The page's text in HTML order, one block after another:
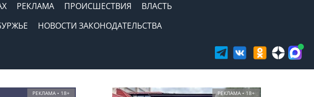
РЕКЛАМА ПРОИСШЕСТВИЯ
ВЛАСТЬ
НОВОСТИ ЗАКОНОДАТЕЛЬСТВА
РЕКЛАМА • 18+ РЕКЛАМА • 18+